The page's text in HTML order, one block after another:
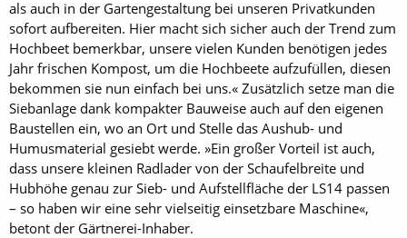
als auch in der Gartengestaltung bei unseren Privatkunden
sofort aufbereiten. Hier macht sich sicher auch der Trend zum
Hochbeet bemerkbar, unsere vielen Kunden benötigen jedes
Jahr frischen Kompost, um die Hochbeete aufzufüllen, diesen
bekommen sie nun einfach bei uns.« Zusätzlich setze man die
Siebanlage dank kompakter Bauweise auch auf den eigenen
Baustellen ein, wo an Ort und Stelle das Aushub- und
Humusmaterial gesiebt werde. »Ein großer Vorteil ist auch,
dass unsere kleinen Radlader von der Schaufelbreite und
Hubhöhe genau zur Sieb- und Aufstellfläche der LS14 passen
– so haben wir eine sehr vielseitig einsetzbare Maschine«,
betont der Gärtnerei-Inhaber.